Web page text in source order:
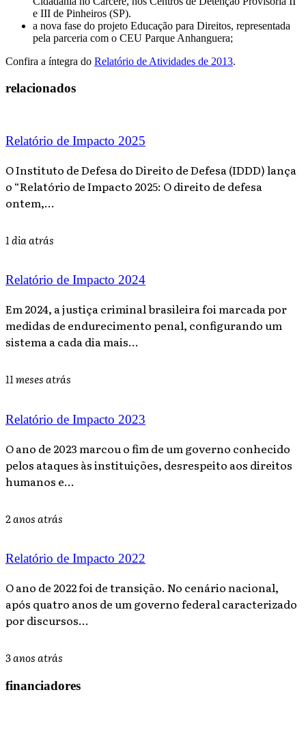
e III de Pinheiros (SP).
a nova fase do projeto Educação para Direitos, representada
pela parceria com o CEU Parque Anhanguera;
Confira a íntegra do Relatório de Atividades de 2013.
relacionados
Relatório de Impacto 2025
O Instituto de Defesa do Direito de Defesa (IDDD) lança
o “Relatório de Impacto 2025: O direito de defesa
ontem,...
1 dia atrás
Relatório de Impacto 2024
Em 2024, a justiça criminal brasileira foi marcada por
medidas de endurecimento penal, configurando um
sistema a cada dia mais...
11 meses atrás
Relatório de Impacto 2023
O ano de 2023 marcou o fim de um governo conhecido
pelos ataques às instituições, desrespeito aos direitos
humanos e...
2 anos atrás
Relatório de Impacto 2022
O ano de 2022 foi de transição. No cenário nacional,
após quatro anos de um governo federal caracterizado
por discursos...
3 anos atrás
financiadores